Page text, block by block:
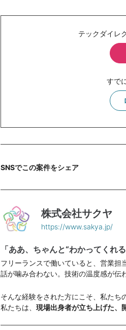
テックダイレ
すで
SNSでこの案件をシェア
株式会社サクヤ
https://www.sakya.jp/
「ああ、ちゃんと“わかってくれ
フリーランスで働いていると、営業担
話が噛み合わない。技術の温度感が伝
そんな経験をされた方にこそ、私たち
私たちは、 現場出身者が立ち上げた、